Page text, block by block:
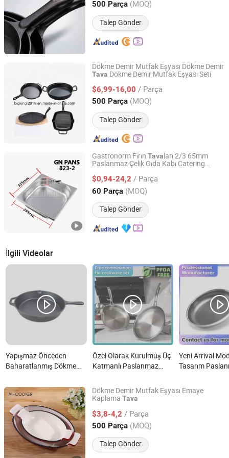
500 Parça (MOQ)
Talep Gönder
Hebei, China Fiyat 2018
Dökme Demir Mutfak Eşyası Dökme Demir
Tava Dökme Demir Mutfak Eşyası Seti
$6,99-16,00 / Parça
500 Parça (MOQ)
Talep Gönder
Hebei Bigking Cookware Co., Ltd.
Hebei, China Fiyat 2019
Gastronorm Fırın Tavaları 2/3 65mm
Paslanmaz Çelik Gıda Kabı Catering
$0,94-24,2 / Parça
60 Parça (MOQ)
Talep Gönder
Guangzhou Changing Foodservice Supplies Co., Ltd.
Guangdong, China Fiyat 2024
İlgili Videolar
Yapışmaz Önceden
Baharatlanmış Dökme
Tavalar Kızartma Sote
Tavası Tüm Ocaklar için
Dökme Demir Kızartma
Tavası Çin Fabrikası
BSCI, LFGB, FDA ile
nedir?
Özel Olarak Kurulmuş Üç
Katmanlı Paslanmaz
Mutfak Eşyası 28cm
Tavada nedir?
Yeni Arrival
Tasarım
olmayan
Kaplama 28
Dökme Demir Mutfak Eşyası Emaye
Kaplama Tava
$3,8-4,2 / Parça
500 Parça (MOQ)
Talep Gönder
Hebei Baichu Technology Co., Ltd.
Hebei, China Fiyat 2026